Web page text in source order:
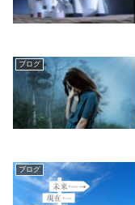
ブログ
ブログ